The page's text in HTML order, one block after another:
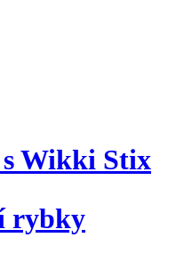
Wikki Stix
rybky